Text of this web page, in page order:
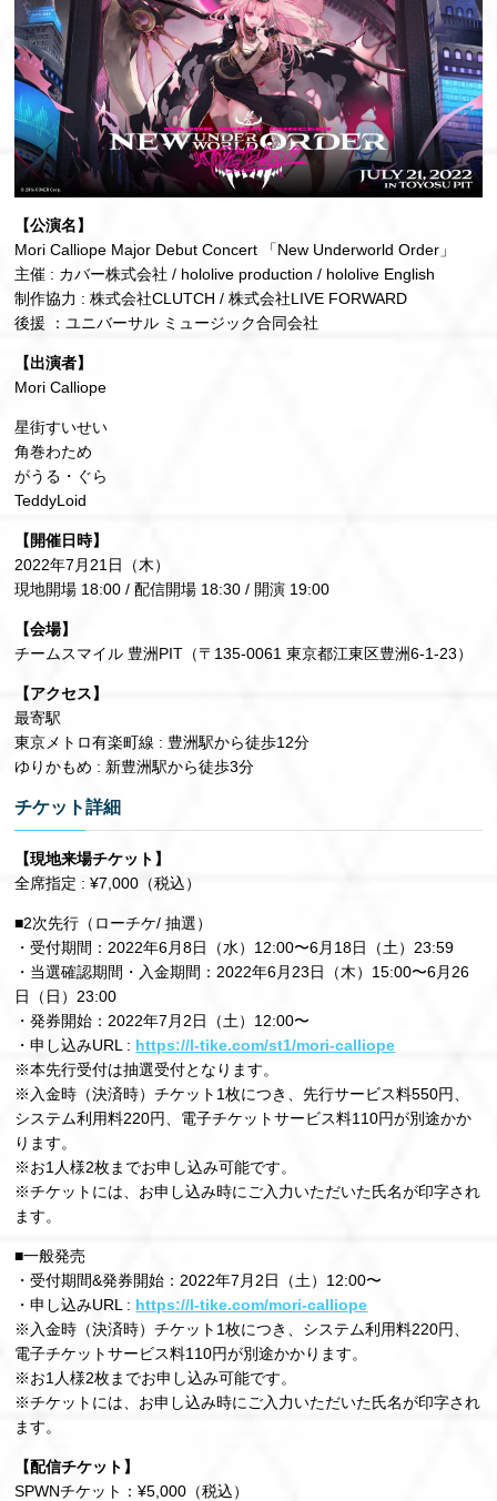
【公演名】
Mori Calliope Major Debut Concert 「New Underworld Order」
主催 : カバー株式会社 / hololive production / hololive English
制作協⼒ : 株式会社CLUTCH / 株式会社LIVE FORWARD
後援 ：ユニバーサル ミュージック合同会社
【出演者】
Mori Calliope
星街すいせい
⾓巻わため
がうる・ぐら
TeddyLoid
【開催⽇時】
2022年7⽉21⽇（⽊）
現地開場 18:00 / 配信開場 18:30 / 開演 19:00
【会場】
チームスマイル 豊洲PIT（〒135-0061 東京都江東区豊洲6-1-23）
【アクセス】
最寄駅
東京メトロ有楽町線 : 豊洲駅から徒歩12分
ゆりかもめ : 新豊洲駅から徒歩3分
チケット詳細
【現地来場チケット】
全席指定 : ¥7,000（税込）
■2次先⾏（ローチケ/ 抽選）
・受付期間：2022年6⽉8⽇（⽔）12:00〜6⽉18⽇（⼟）23:59
・当選確認期間・⼊⾦期間：2022年6⽉23⽇（⽊）15:00〜6⽉26
⽇（⽇）23:00
・発券開始：2022年7⽉2⽇（⼟）12:00〜
・申し込みURL : https://l-tike.com/st1/mori-calliope
※本先⾏受付は抽選受付となります。
※⼊⾦時（決済時）チケット1枚につき、先⾏サービス料550円、
システム利⽤料220円、電⼦チケットサービス料110円が別途かか
ります。
※お1⼈様2枚までお申し込み可能です。
※チケットには、お申し込み時にご⼊⼒いただいた⽒名が印字され
ます。
■⼀般発売
・受付期間&発券開始：2022年7⽉2⽇（⼟）12:00〜
・申し込みURL : https://l-tike.com/mori-calliope
※⼊⾦時（決済時）チケット1枚につき、システム利⽤料220円、
電⼦チケットサービス料110円が別途かかります。
※お1⼈様2枚までお申し込み可能です。
※チケットには、お申し込み時にご⼊⼒いただいた⽒名が印字され
ます。
【配信チケット】
SPWNチケット：¥5,000（税込）